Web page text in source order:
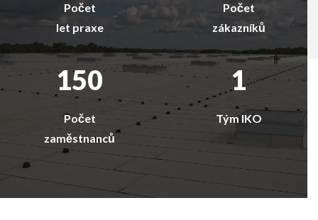
Počet
let praxe
Počet
zákazníků
150
Počet
zaměstnanců
1
Tým IKO